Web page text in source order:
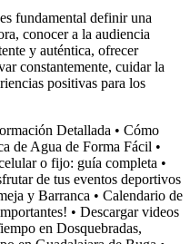
fundamental definir una
conocer a la audiencia
y auténtica, ofrecer
constantemente, cuidar la
positivas para los
Detallada • Cómo
de Agua de Forma Fácil •
o fijo: guía completa •
de tus eventos deportivos
y Barranca • Calendario de
• Descargar videos
en Dosquebradas,